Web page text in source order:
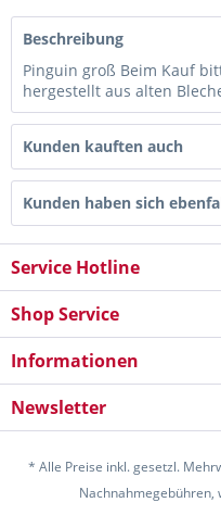
Beschreibung
Pinguin groß Beim Kauf
hergestellt aus alten
Kunden kauften auch
Kunden haben sich
Service Hotline
Shop Service
Informationen
Newsletter
* Alle Preise inkl. gesetzl.
Nachnahmegebühren,